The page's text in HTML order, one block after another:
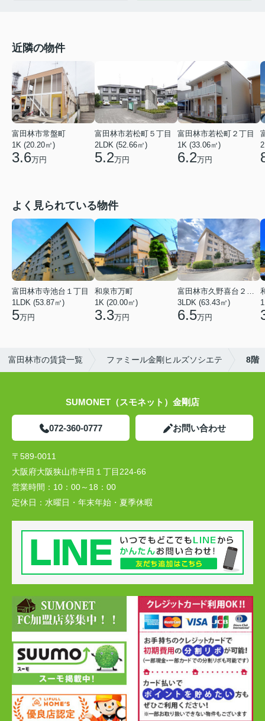
近隣の物件
富田林市常盤町
1K (20.20㎡)
3.6万円
富田林市若松町５丁目
2LDK (52.66㎡)
5.2万円
富田林市若松町２丁目
1K (33.06㎡)
6.2万円
よく見られている物件
富田林市寺池台１丁目
1LDK (53.87㎡)
5万円
和泉市万町
1K (20.00㎡)
3.3万円
富田林市久野喜台２丁目
3LDK (63.43㎡)
6.5万円
富田林市の賃貸一覧 ファミール金剛ヒルズソシエテ 8階
SUMONET（スモネット）金剛店
072-360-0777 お問い合わせ
〒589-0011
大阪府大阪狭山市半田１丁目224-66
営業時間： 10：00～18：00
定休日： 水曜日・年末年始・夏季休暇